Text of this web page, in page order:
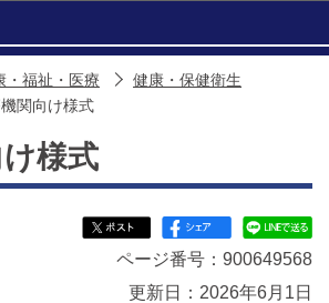
・福祉・医療
健康・保健衛生
機関向け様式
様式
ページ番号：900649568
更新日：2026年6月1日